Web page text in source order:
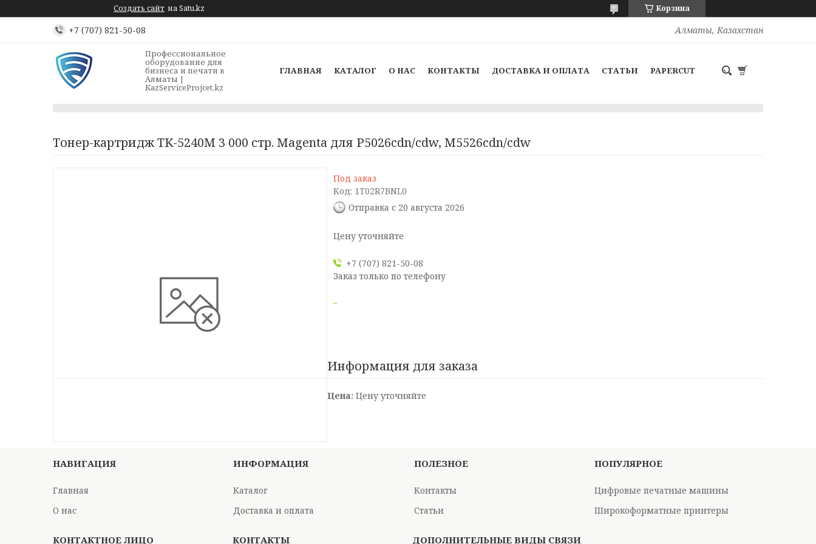
Создать сайт на Satu.kz Корзина
+7 (707) 821-50-08 Алматы, Казахстан
Профессиональное
оборудование для
бизнеса и печати в
Алматы |
KazServiceProjcet.kz
ГЛАВНАЯ КАТАЛОГ О НАС КОНТАКТЫ ДОСТАВКА И ОПЛАТА СТАТЬИ PAPERCUT
Тонер-картридж TK-5240M 3 000 стр. Magenta для P5026cdn/cdw, M5526cdn/cdw
Под заказ
Код: 1T02R7BNL0
Отправка с 20 августа 2026
Цену уточняйте
+7 (707) 821-50-08
Заказ только по телефону
Информация для заказа
Цена: Цену уточняйте
НАВИГАЦИЯ
Главная
О нас
ИНФОРМАЦИЯ
Каталог
Доставка и оплата
ПОЛЕЗНОЕ
Контакты
Статьи
ПОПУЛЯРНОЕ
Цифровые печатные машины
Широкоформатные принтеры